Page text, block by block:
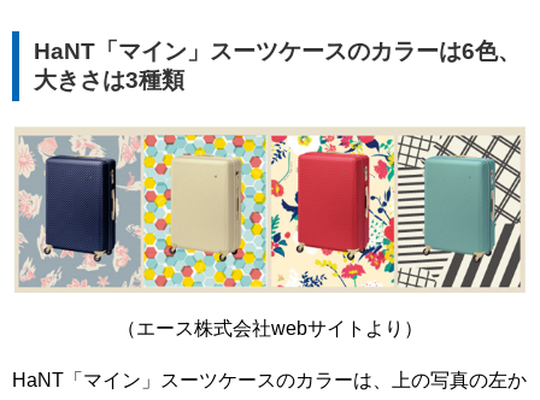
HaNT「マイン」スーツケースのカラーは6色、
大きさは3種類
（エース株式会社webサイトより）
HaNT「マイン」スーツケースのカラーは、上の写真の左か